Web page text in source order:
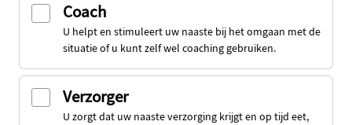
Coach
U helpt en stimuleert uw naaste bij het omgaan met de
situatie of u kunt zelf wel coaching gebruiken.
Verzorger
U zorgt dat uw naaste verzorging krijgt en op tijd eet,